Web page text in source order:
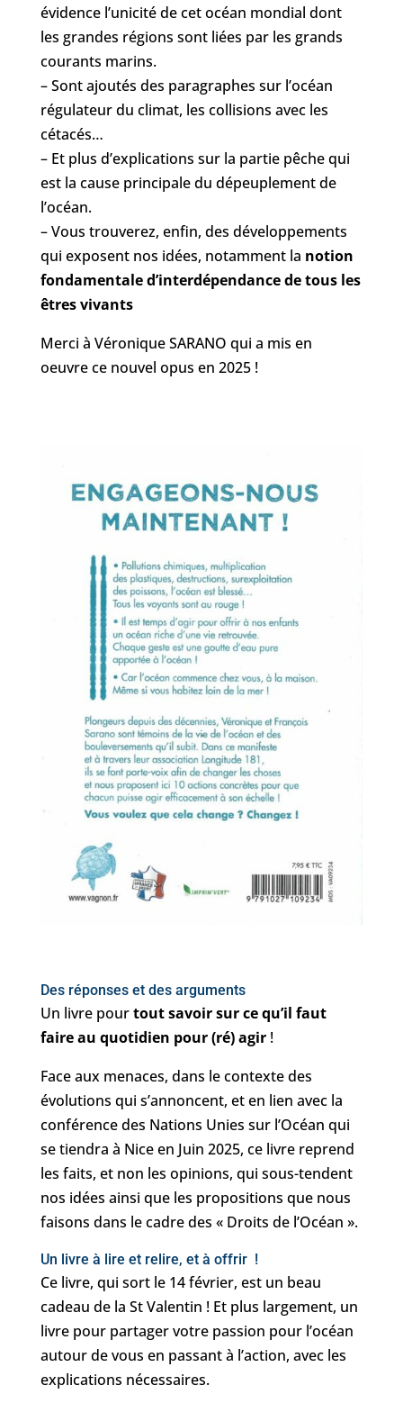
évidence l’unicité de cet océan mondial dont
les grandes régions sont liées par les grands
courants marins.
– Sont ajoutés des paragraphes sur l’océan
régulateur du climat, les collisions avec les
cétacés…
– Et plus d’explications sur la partie pêche qui
est la cause principale du dépeuplement de
l’océan.
– Vous trouverez, enfin, des développements
qui exposent nos idées, notamment la notion
fondamentale d’interdépendancede tous les
êtres vivants
Merci à Véronique SARANO qui a mis en
oeuvre ce nouvel opus en 2025 !
Des réponses et des arguments
Un livre pourtout savoir sur ce qu’il faut
faire au quotidien pour (ré) agir!
Face aux menaces, dans le contexte des
évolutions qui s’annoncent, et en lien avec la
conférence des Nations Unies sur l’Océan qui
se tiendra à Nice en Juin 2025, ce livre reprend
les faits, et non les opinions, qui sous-tendent
nos idées ainsi que les propositions que nous
faisons dans le cadre des « Droits de l’Océan ».
Un livre à lire et relire, et à offrir !
Ce livre, qui sort le 14 février, est un beau
cadeau de la St Valentin ! Et plus largement, un
livre pour partager votre passion pour l’océan
autour de vous en passant à l’action, avec les
explications nécessaires.